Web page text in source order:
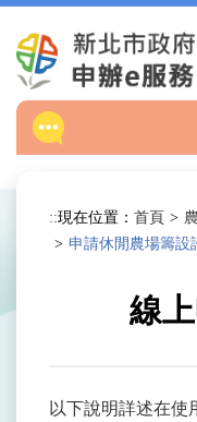
跳
:::
現在位置： 首頁
申請休閒農場籌設
線
以下說明詳述在使